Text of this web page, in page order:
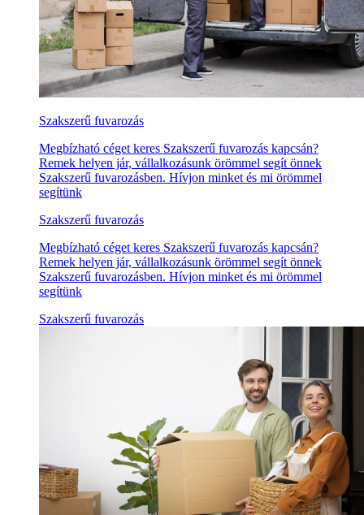
Szakszerű fuvarozás
Megbízható céget keres Szakszerű fuvarozás kapcsán?
Remek helyen jár, vállalkozásunk örömmel segít önnek
Szakszerű fuvarozásben. Hívjon minket és mi örömmel
segítünk
Szakszerű fuvarozás
Megbízható céget keres Szakszerű fuvarozás kapcsán?
Remek helyen jár, vállalkozásunk örömmel segít önnek
Szakszerű fuvarozásben. Hívjon minket és mi örömmel
segítünk
Szakszerű fuvarozás